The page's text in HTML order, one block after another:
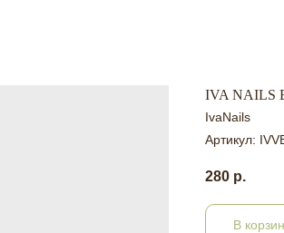
IVA NAILS
IvaNails
Артикул:
280 р.
В